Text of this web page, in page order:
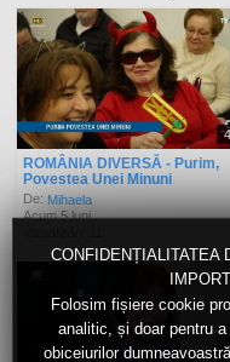
CONFIDENȚIALITATEA
Folosim fișiere cookie
analitic, și doar pentru
obiceiurilor
ROMÂNIA DIVERSĂ - Purim,
Povestea Unei Minuni
De:Mihaela
Acum 5 luni